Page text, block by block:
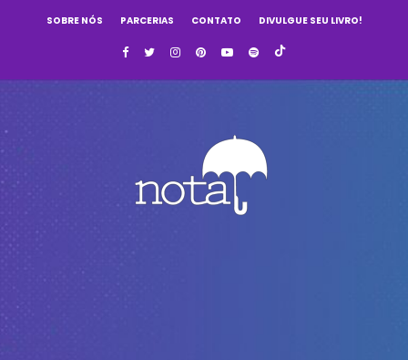
SOBRE NÓS PARCERIAS CONTATO DIVULGUE SEU LIVRO!